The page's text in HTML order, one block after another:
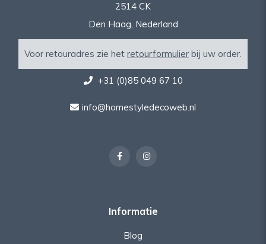
2514 CK
Den Haag, Nederland
Voor retouradres zie het retourformulier bij uw order.
+31 (0)85 049 67 10
info@homestyledecoweb.nl
Informatie
Blog